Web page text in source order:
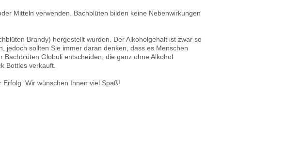
Mitteln verwenden. Bachblüten bilden keine Nebenwirkungen
Brandy) hergestellt wurden. Der Alkoholgehalt ist zwar so
jedoch sollten Sie immer daran denken, dass es Menschen
Globuli entscheiden, die ganz ohne Alkohol
Bottles verkauft.
Erfolg. Wir wünschen Ihnen viel Spaß!